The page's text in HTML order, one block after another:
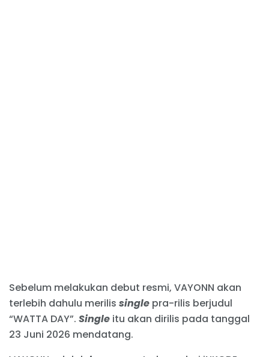
Sebelum melakukan debut resmi, VAYONN akan
terlebih dahulu merilis single pra-rilis berjudul
“WATTA DAY”. Single itu akan dirilis pada tanggal
23 Juni 2026 mendatang.